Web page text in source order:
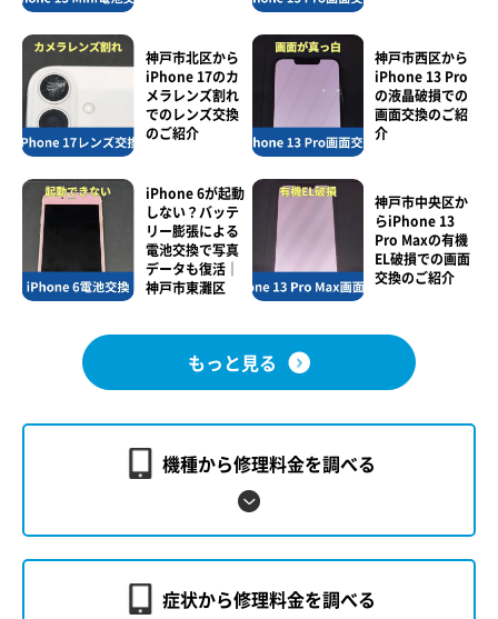
神戸市北区から
iPhone 17のカ
メラレンズ割れ
でのレンズ交換
のご紹介
神戸市西区から
iPhone 13 Pro
の液晶破損での
画面交換のご紹
介
iPhone 6が起動
しない？バッテ
リー膨張による
電池交換で写真
データも復活｜
神戸市東灘区
神戸市中央区か
らiPhone 13
Pro Maxの有機
EL破損での画面
交換のご紹介
もっと見る
機種から修理料金を調べる
症状から修理料金を調べる